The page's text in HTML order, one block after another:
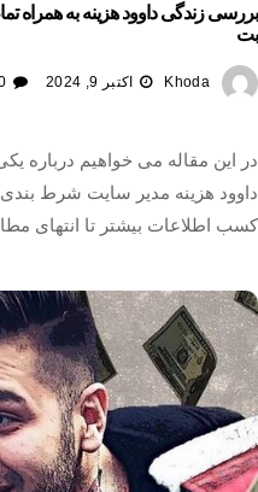
بررسی زندگی داوود هزینه به همراه
بت
Khoda اکتبر 9, 2024 0
در این مقاله می خواهیم درباره
داوود هزینه مدیر سایت شرط بندی
کسب اطلاعات بیشتر تا انتهای